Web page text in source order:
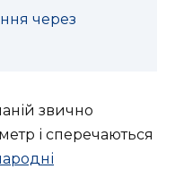
через
звично
і сперечаються